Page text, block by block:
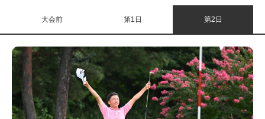
大会前 第1日 第2日